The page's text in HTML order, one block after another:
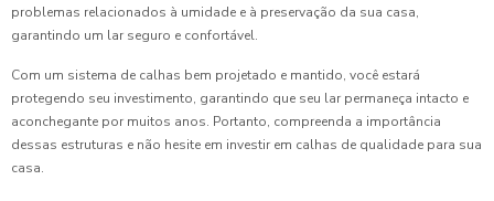
problemas relacionados à umidade e à preservação da sua casa,
garantindo um lar seguro e confortável.
Com um sistema de calhas bem projetado e mantido, você estará
protegendo seu investimento, garantindo que seu lar permaneça intacto e
aconchegante por muitos anos. Portanto, compreenda a importância
dessas estruturas e não hesite em investir em calhas de qualidade para sua
casa.